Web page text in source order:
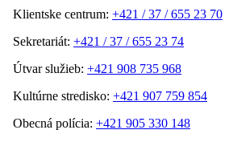
Klientske centrum: +421 / 37 / 655 23 70
Sekretariát: +421 / 37 / 655 23 74
Útvar služieb: +421 908 735 968
Kultúrne stredisko: +421 907 759 854
Obecná polícia: +421 905 330 148